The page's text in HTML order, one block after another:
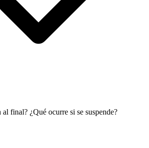
final? ¿Qué ocurre si se suspende?